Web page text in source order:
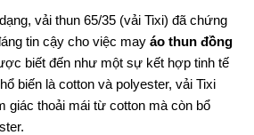
vải thun 65/35 (vải Tixi) đã chứng
tin cậy cho việc may áo thun đồng
biết đến như một sự kết hợp tinh tế
biến là cotton và polyester, vải Tixi
giác thoải mái từ cotton mà còn bổ